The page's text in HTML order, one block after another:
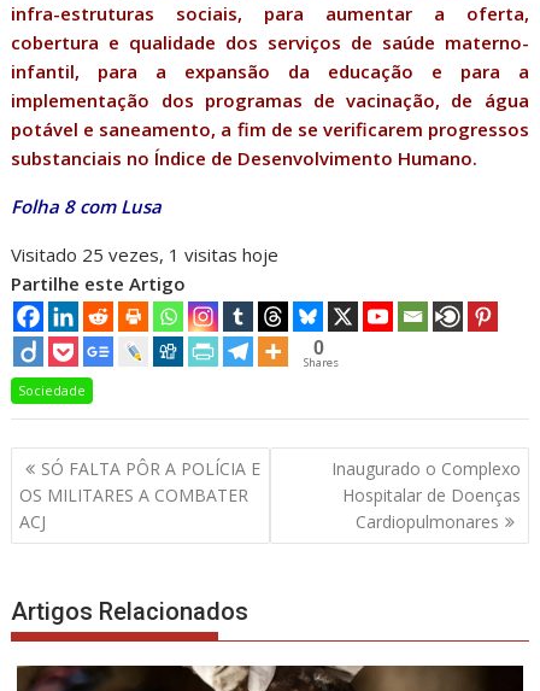
infra-estruturas sociais, para aumentar a oferta,
cobertura e qualidade dos serviços de saúde materno-
infantil, para a expansão da educação e para a
implementação dos programas de vacinação, de água
potável e saneamento, a fim de se verificarem progressos
substanciais no Índice de Desenvolvimento Humano.
Folha 8 com Lusa
Visitado 25 vezes, 1 visitas hoje
Partilhe este Artigo
0
Shares
Sociedade
Navegação
de
artigos
SÓ FALTA PÔR A POLÍCIA E
OS MILITARES A COMBATER
ACJ
Inaugurado o Complexo
Hospitalar de Doenças
Cardiopulmonares
Artigos Relacionados